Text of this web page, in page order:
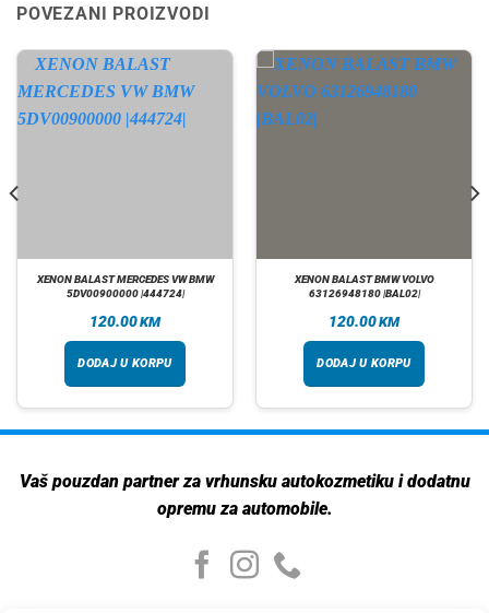
POVEZANI PROIZVODI
XENON BALAST MERCEDES VW BMW
5DV00900000 |444724|
120.00KM
DODAJ U KORPU
XENON BALAST BMW VOLVO
63126948180 |BAL02|
120.00KM
DODAJ U KORPU
Vaš pouzdan partner za vrhunsku autokozmetiku i dodatnu
opremu za automobile.